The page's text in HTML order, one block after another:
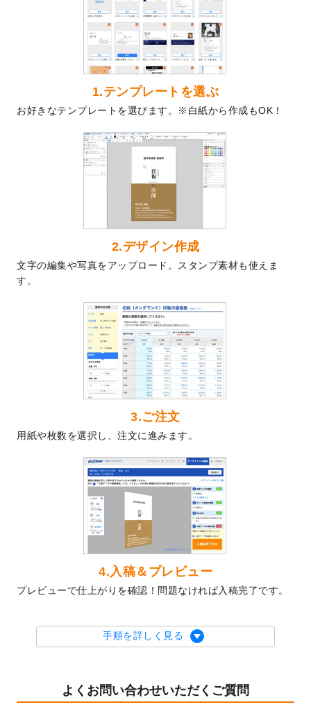
を公開いたしました。
喪中はがきのデザインテンプレート
いたしました。
2025年版1月始まりのカレンダーデザイン
テンプレート
を公開いたしました。
なりました！
プラスチックカードのデザインテンプレー
トを追加しました。
回数券のデザインテンプレート
した。
暑中見舞いのデザインテンプレート
しました。
メッセージカードのデザインテンプレート
を追加しました。
2024/6/14
エコノミータイプののぼりが作成できるよ
うになりました！
【新商品】のぼり
が作成できるようになり
ました！
DMのデザインテンプレートを追加しまし
た。
【新商品】ステッカー
なりました！
2024年版4月始まりのカレンダーデザイン
テンプレートを公開いたしました。
2024年辰年の年賀ポスターデザインテンプ
レート
を公開いたしました。
箔押し年賀状のデザインテンプレート
開いたしました。
クリアファイル、封筒、うちわにてオリジ
ナルデザインで作成できるようになりまし
た！
を公開いたしました。
2023/9/1
2024年版1月始まりのカレンダーデザイン
オリジナルサイズ、変型サイズで作成でき
るようになりました！
1.テンプレートを選ぶ
お好きなテンプレートを選びます。※白紙から作成もOK！
2.デザイン作成
文字の編集や写真をアップロード。スタンプ素材も使えま
す。
3.ご注文
用紙や枚数を選択し、注文に進みます。
4.入稿＆プレビュー
プレビューで仕上がりを確認！問題なければ入稿完了です。
手順を詳しく見る
よくお問い合わせいただくご質問